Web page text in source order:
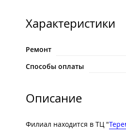
Характеристики
Ремонт
Способы оплаты
Описание
Филиал находится в ТЦ "